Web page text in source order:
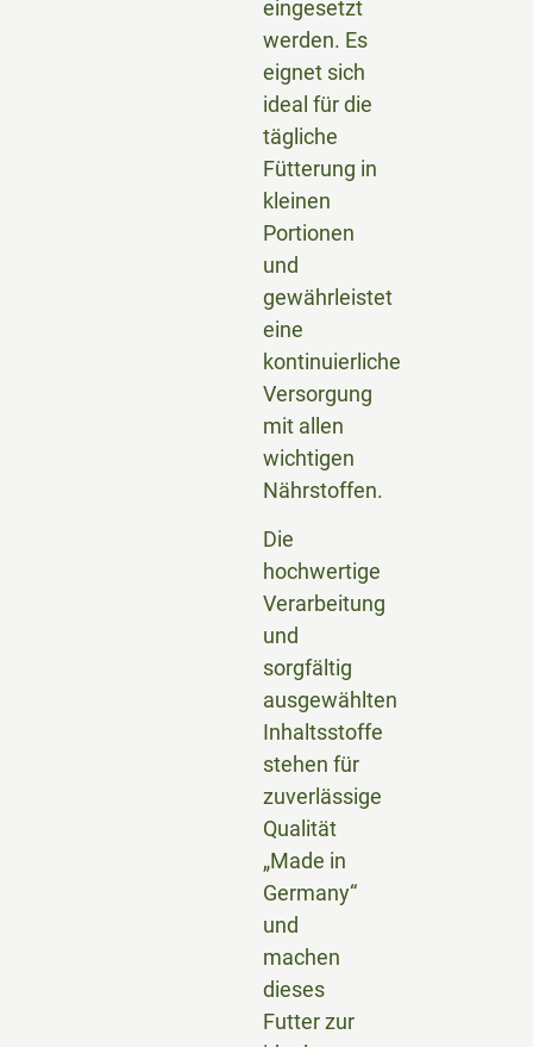
eingesetzt
werden. Es
eignet sich
ideal für die
tägliche
Fütterung in
kleinen
Portionen
und
gewährleistet
eine
kontinuierliche
Versorgung
mit allen
wichtigen
Nährstoffen.
Die
hochwertige
Verarbeitung
und
sorgfältig
ausgewählten
Inhaltsstoffe
stehen für
zuverlässige
Qualität
„Made in
Germany“
und
machen
dieses
Futter zur